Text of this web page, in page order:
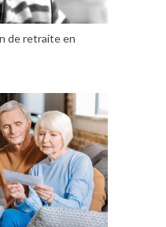
de retraite en